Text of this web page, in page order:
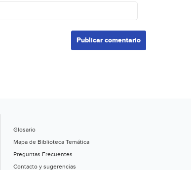
Glosario
Mapa de Biblioteca Temática
Preguntas Frecuentes
Contacto y sugerencias